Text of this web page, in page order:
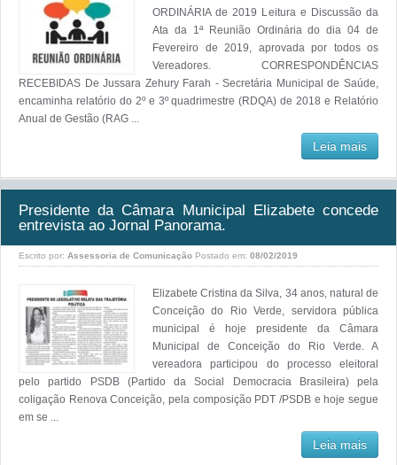
ORDINÁRIA de 2019 Leitura e Discussão da
Ata da 1ª Reunião Ordinária do dia 04 de
Fevereiro de 2019, aprovada por todos os
Vereadores. CORRESPONDÊNCIAS
RECEBIDAS De Jussara Zehury Farah - Secretária Municipal de Saúde,
encaminha relatório do 2º e 3º quadrimestre (RDQA) de 2018 e Relatório
Anual de Gestão (RAG ...
Leia mais
Presidente da Câmara Municipal Elizabete concede
entrevista ao Jornal Panorama.
Escrito por: Assessoria de Comunicação Postado em: 08/02/2019
Elizabete Cristina da Silva, 34 anos, natural de
Conceição do Rio Verde, servidora pública
municipal é hoje presidente da Câmara
Municipal de Conceição do Rio Verde. A
vereadora participou do processo eleitoral
pelo partido PSDB (Partido da Social Democracia Brasileira) pela
coligação Renova Conceição, pela composição PDT /PSDB e hoje segue
em se ...
Leia mais